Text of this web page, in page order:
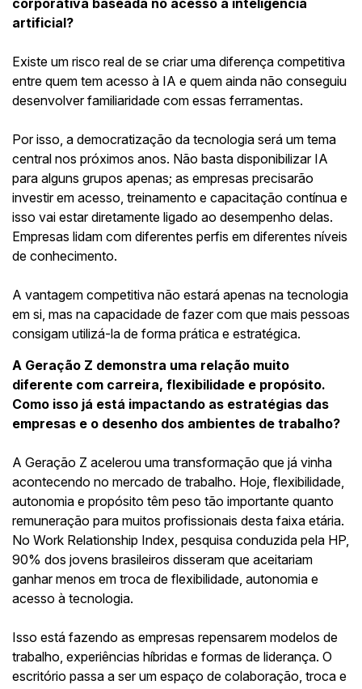
artificial?
Existe um risco real de se criar uma diferença competitiva
entre quem tem acesso à IA e quem ainda não conseguiu
desenvolver familiaridade com essas ferramentas.
Por isso, a democratização da tecnologia será um tema
central nos próximos anos. Não basta disponibilizar IA
para alguns grupos apenas; as empresas precisarão
investir em acesso, treinamento e capacitação contínua e
isso vai estar diretamente ligado ao desempenho delas.
Empresas lidam com diferentes perfis em diferentes níveis
de conhecimento.
A vantagem competitiva não estará apenas na tecnologia
em si, mas na capacidade de fazer com que mais pessoas
consigam utilizá-la de forma prática e estratégica.
A Geração Z demonstra uma relação muito
diferente com carreira, flexibilidade e propósito.
Como isso já está impactando as estratégias das
empresas e o desenho dos ambientes de trabalho?
A Geração Z acelerou uma transformação que já vinha
acontecendo no mercado de trabalho. Hoje, flexibilidade,
autonomia e propósito têm peso tão importante quanto
remuneração para muitos profissionais desta faixa etária.
No Work Relationship Index, pesquisa conduzida pela HP,
90% dos jovens brasileiros disseram que aceitariam
ganhar menos em troca de flexibilidade, autonomia e
acesso à tecnologia.
Isso está fazendo as empresas repensarem modelos de
trabalho, experiências híbridas e formas de liderança. O
escritório passa a ser um espaço de colaboração, troca e